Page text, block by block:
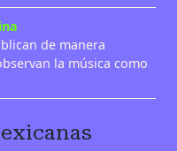
de manera
la música como